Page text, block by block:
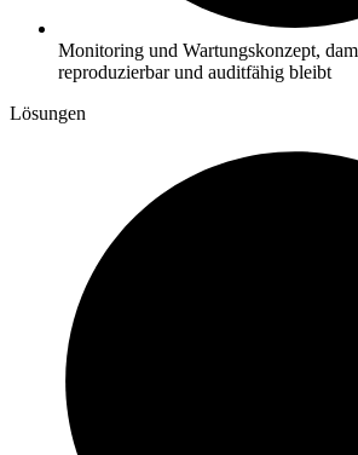
Monitoring und Wartungskonzept,
reproduzierbar und auditfähig bleibt
Lösungen